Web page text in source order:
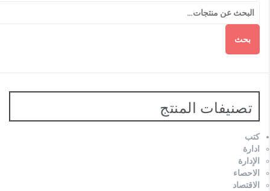
بحث
تصنيفات المنتج
كتب
ادارة
الإدارة
الاحصاء
الاقتصاد